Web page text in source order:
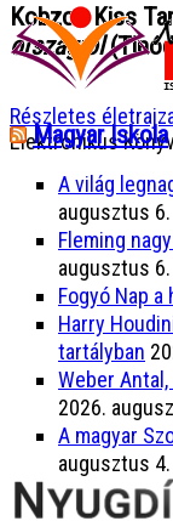
Kobzos Kiss
országról
Részletes
Elektronikus
Magyar Iskola
A világ
augusztus
Fleming
augusztus
Fogyó Nap
Harry
tartályban
Weber
2026.
A magyar
augusztus